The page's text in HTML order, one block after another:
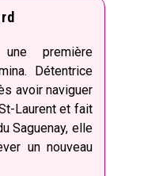
première
Détentrice
avoir naviguer
Laurent et fait
Saguenay, elle
un nouveau